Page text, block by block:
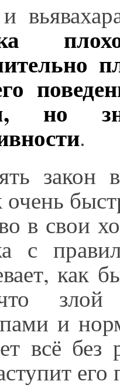
но
.
закон
очень
в свои
с
как
злой
и
всё без